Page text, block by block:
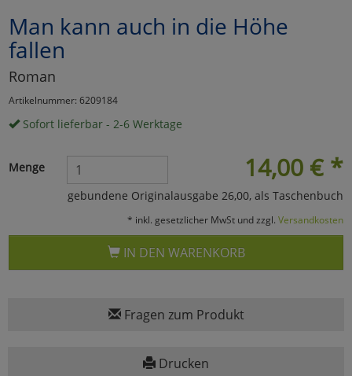
Man kann auch in die Höhe
fallen
Roman
Artikelnummer: 6209184
Sofort lieferbar - 2-6 Werktage
14,00 € *
Menge
gebundene Originalausgabe 26,00, als Taschenbuch
* inkl. gesetzlicher MwSt und zzgl. Versandkosten
IN DEN WARENKORB
Fragen zum Produkt
Drucken
Marketing
Umfragetools
Cookies
Alle Akzeptieren
Einstellungen speichern
zurückzu Haupptseite